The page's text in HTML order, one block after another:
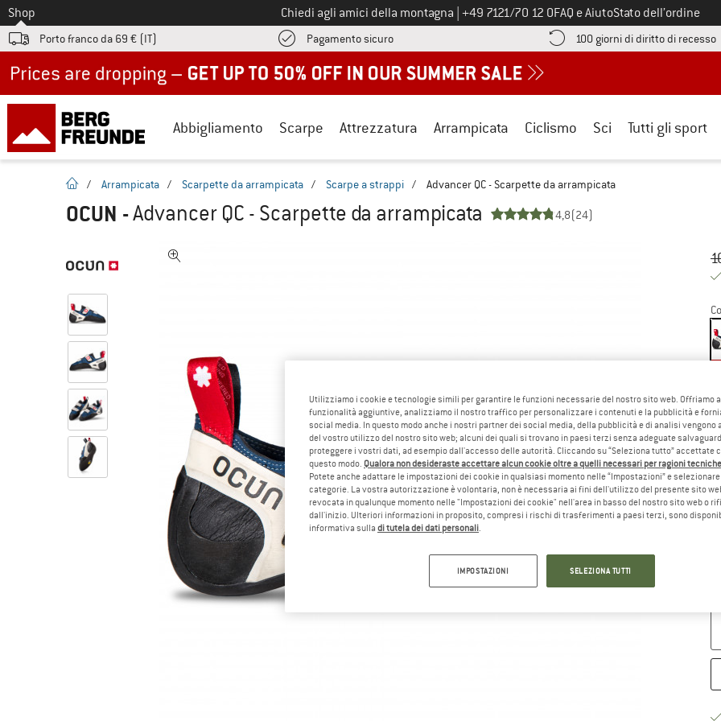
Allo
Shop Chiedi agli amici della montagna Chiamaci al numero
+49 7121/70 12 0FAQ e AiutoStato dell’ordine
Porto franco da 69 € (IT) Pagamento sicuroQui trovi le informazioni di pagamento! Si apre in una casella
100 giorni di diritto di recesso
Abbigliamento Scarpe Attrezzatura Arrampicata Ciclismo Sci Tutti gli sport
pagina iniziale
/ Arrampicata / Scarpette da arrampicata / Scarpe a strappi / Advancer QC - Scarpette da arrampicata
OCUN -Advancer QC - Scarpette da arrampicata 4,8(24)
Utilizziamo i cookie e tecnologie simili per garantire le funzioni necessarie del nostro sito web. Offriamo
funzionalità aggiuntive, analizziamo il nostro traffico per personalizzare i contenuti e la pubblicità e
social media. In questo modo anche i nostri partner dei social media, della pubblicità e di analisi vengono
del vostro utilizzo del nostro sito web; alcuni dei quali si trovano in paesi terzi senza adeguate
proteggere i vostri dati, ad esempio dall'accesso delle autorità. Cliccando su “Seleziona tutto” accettate
questo modo. Qualora non desideraste accettare alcun cookie oltre a quelli necessari per ragioni
Potete anche adattare le impostazioni dei cookie in qualsiasi momento nelle “Impostazioni” e
categorie. La vostra autorizzazione è volontaria, non è necessaria ai fini dell'utilizzo del presente sito
revocata in qualunque momento nelle "Impostazioni dei cookie" nell'area in basso del nostro sito web o
dall'inizio. Ulteriori informazioni in proposito, compresi i rischi di trasferimenti a paesi terzi, sono
informativa sulla di tutela dei dati personali.
IMPOSTAZIONI SELEZIONA TUTTI